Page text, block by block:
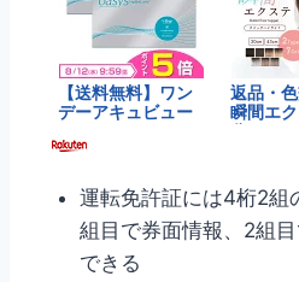
運転免許証には4桁2組
組目で券面情報、2組
できる